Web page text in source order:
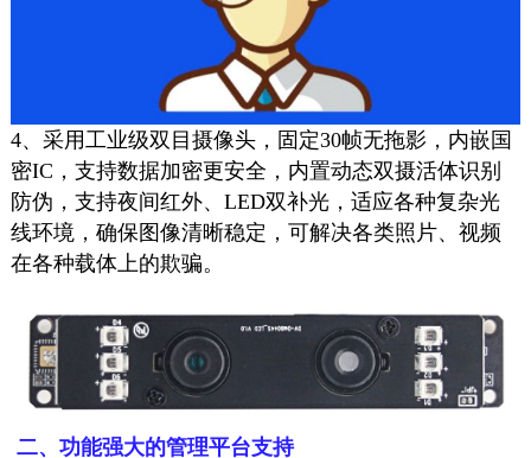
4、采用工业级双目摄像头，固定30帧无拖影，内嵌国
密IC，支持数据加密更安全，内置动态双摄活体识别
防伪，支持夜间红外、LED双补光，适应各种复杂光
线环境，确保图像清晰稳定，可解决各类照片、视频
在各种载体上的欺骗。
二、 功能强大的管理平台支持